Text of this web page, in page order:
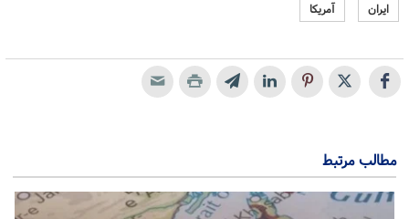
ایران آمریکا
مطالب مرتبط